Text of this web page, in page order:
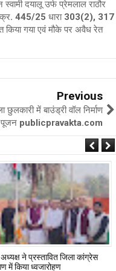
दयालू उर्फ प्रेमलाल राठौर
क्र. 445/25 धारा 303(2), 317
गया एवं मौके पर अवैध रेत
Previous
में बाउंड्री वॉल निर्माण
पूजन publicpravakta.com
ने प्रस्तावित जिला कांग्रेस
में किया ध्वजारोहण